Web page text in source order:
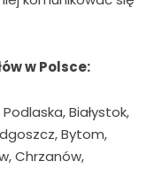
w Polsce:
Podlaska, Białystok,
Bytom,
Chrzanów,